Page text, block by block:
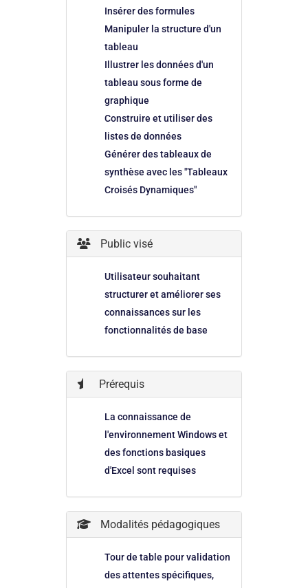
Insérer des formules
Manipuler la structure d'un
tableau
Illustrer les données d'un
tableau sous forme de
graphique
Construire et utiliser des
listes de données
Générer des tableaux de
synthèse avec les "Tableaux
Croisés Dynamiques"
Public visé
Utilisateur souhaitant
structurer et améliorer ses
connaissances sur les
fonctionnalités de base
Prérequis
La connaissance de
l'environnement Windows et
des fonctions basiques
d'Excel sont requises
Modalités pédagogiques
Tour de table pour validation
des attentes spécifiques,